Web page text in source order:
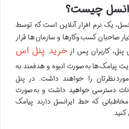
چیست؟
یک نرم افزار آنلاین است که توسط
صاحبان کسب وکارها و سازمان ها قرار
پنل، کاربران پس ازخرید پنل اس
پیامک ها به صورت انبوه و هدفمند به
نظرتان را خواهند داشت. در پنل
دسترسی خواهید داشت و به صورت
که خط ایرانسل دارند پیامک
کنید.